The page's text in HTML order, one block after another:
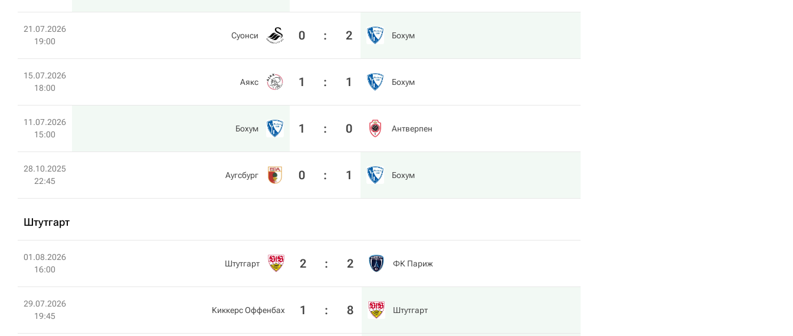
21.07.2026
19:00
Суонси 0 : 2 Бохум
15.07.2026
18:00
Аякс 1 : 1 Бохум
11.07.2026
15:00
Бохум 1 : 0 Антверпен
28.10.2025
22:45
Аугсбург 0 : 1 Бохум
Штутгарт
01.08.2026
16:00
Штутгарт 2 : 2 ФК Париж
29.07.2026
19:45
Киккерс Оффенбах 1 : 8 Штутгарт